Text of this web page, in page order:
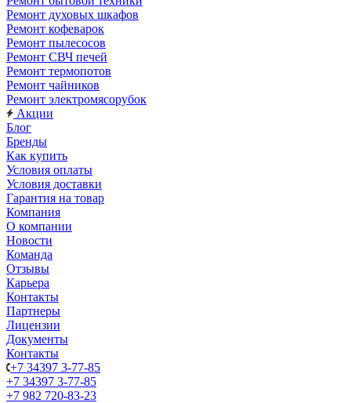
Ремонт духовых шкафов
Ремонт кофеварок
Ремонт пылесосов
Ремонт СВЧ печей
Ремонт термопотов
Ремонт чайников
Ремонт электромясорубок
Акции
Блог
Бренды
Как купить
Условия оплаты
Условия доставки
Гарантия на товар
Компания
О компании
Новости
Команда
Отзывы
Карьера
Контакты
Партнеры
Лицензии
Документы
Контакты
+7 34397 3-77-85
+7 34397 3-77-85
+7 982 720-83-23